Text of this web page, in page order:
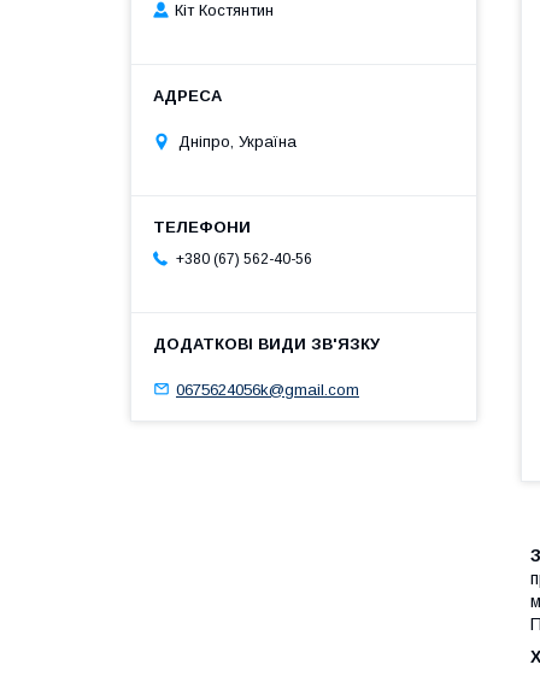
Кіт Костянтин
Дніпро, Україна
+380 (67) 562-40-56
0675624056k@gmail.com